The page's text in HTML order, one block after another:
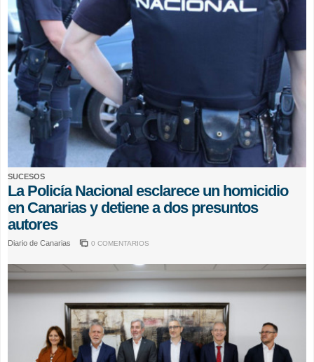
SUCESOS
La Policía Nacional esclarece un homicidio
en Canarias y detiene a dos presuntos
autores
Diario de Canarias 0 COMENTARIOS